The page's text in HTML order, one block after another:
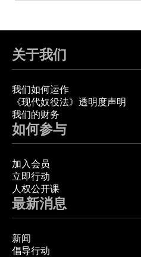
关于我们
我们如何运作
《现代奴役法》透明度声明
我们的财务
如何参与
加入会员
立即行动
人权公开课
最新消息
新闻
倡导行动